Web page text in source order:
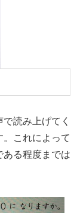
読み上げてく
これによって
ある程度までは